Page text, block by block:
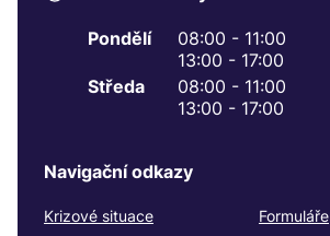
Pondělí
08:00 - 11:00
13:00 - 17:00
Středa
08:00 - 11:00
13:00 - 17:00
Navigační odkazy
Krizové situace Formuláře